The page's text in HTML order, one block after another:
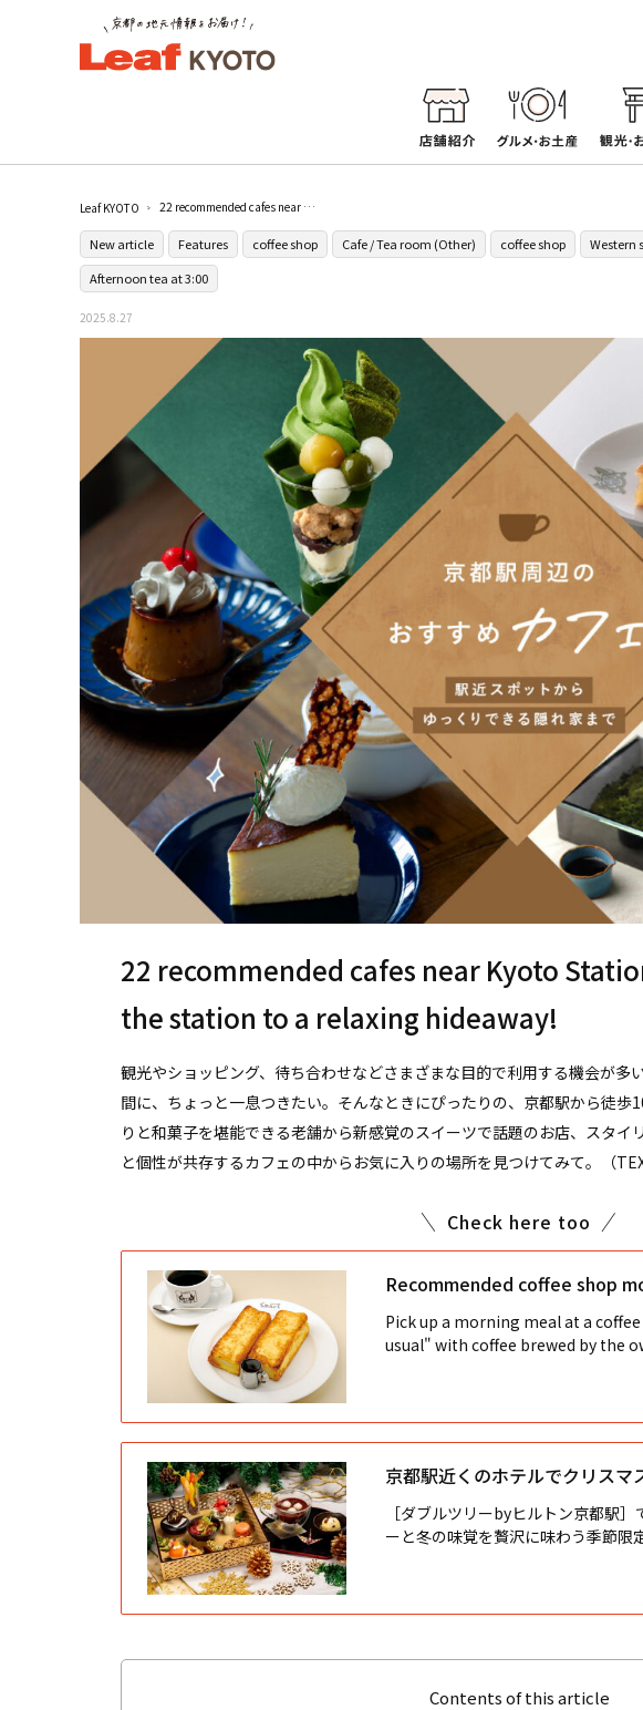
Leaf KYOTO 22 recommended cafes near Kyoto Station! From a spot near the station to a relaxing hideaway!
New article Features coffee shop Cafe / Tea room (Other) coffee shop
Western
Afternoon tea at 3:00
2025.8.27
22 recommended cafes near Kyoto
the station to a relaxing hideaway!
観光やショッピング、待ち合わせなどさまざまな目的で利用する機会が多
間に、ちょっと一息つきたい。そんなときにぴったりの、京都駅から徒歩
りと和菓子を堪能できる老舗から新感覚のスイーツで話題のお店、スタイ
と個性が共存するカフェの中からお気に入りの場所を見つけてみて。（
Check here too
Recommended coffee shop
Pick up a morning meal at a
usual" with coffee brewed by the
京都駅近くのホテルでクリスマ
［ダブルツリーbyヒルトン京都駅
ーと冬の味覚を贅沢に味わう季節限
Contents of this article